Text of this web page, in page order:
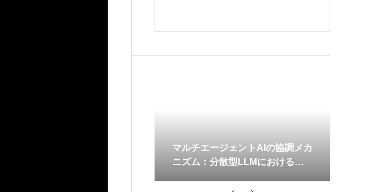
マルチエージェントAIの協調メカ
ニズム：分散型LLMにおける共